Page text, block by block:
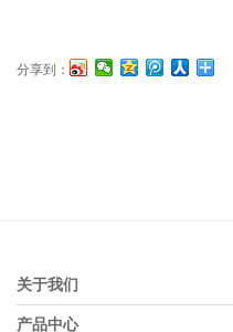
分享到：
关于我们
产品中心